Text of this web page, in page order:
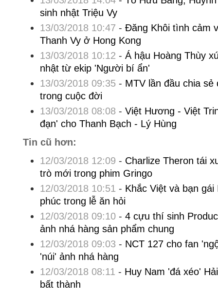
sinh nhật Triệu Vy
13/03/2018 10:47 - Đăng Khôi tình cảm
Thanh Vy ở Hong Kong
13/03/2018 10:12 - Á hậu Hoàng Thùy
nhật từ ekip 'Người bí ẩn'
13/03/2018 09:35- MTV lần đầu chia sẻ
trong cuộc đời
13/03/2018 08:08 - Việt Hương - Việt
đạn' cho Thanh Bạch - Lý Hùng
Tin cũ hơn:
12/03/2018 12:09 - Charlize Theron tái
trò mới trong phim Gringo
12/03/2018 10:51 - Khắc Việt và bạn
phúc trong lễ ăn hỏi
12/03/2018 09:10- 4 cựu thí sinh
ảnh nhá hàng sản phẩm chung
12/03/2018 09:03 - NCT 127 cho fan
'núi' ảnh nhá hàng
12/03/2018 08:11 - Huy Nam 'đá xéo'
bất thành